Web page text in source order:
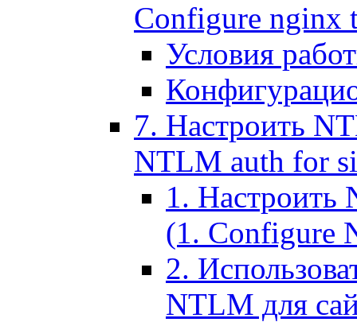
Configure nginx
Условия
7. Настроить
NTLM auth for
1. Настроить
(1. Configure
2.
NTLM для